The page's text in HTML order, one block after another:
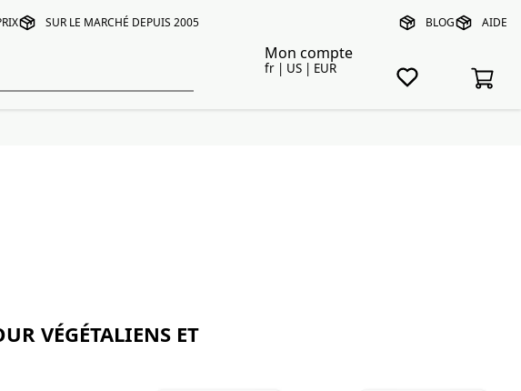
SUR LE MARCHÉ DEPUIS 2005 BLOG AIDE
Mon compte
fr | US | EUR
VÉGÉTALIENS ET